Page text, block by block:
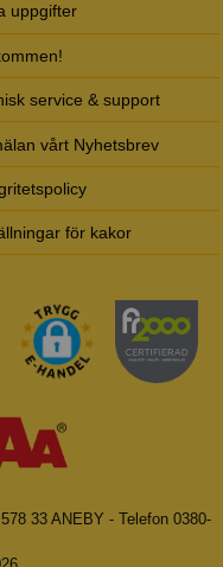
uppgifter
service & support
vårt Nyhetsbrev
för kakor
33 ANEBY - Telefon 0380-